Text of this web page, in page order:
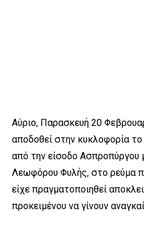
Αύριο, Παρασκευή 20
αποδοθεί στην κυκλοφορία
από την είσοδο Ασπροπύργου
Λεωφόρου Φυλής, στο ρεύμα
είχε πραγματοποιηθεί
προκειμένου να γίνουν